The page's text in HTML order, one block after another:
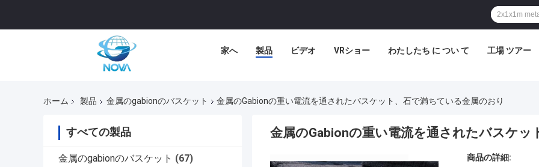
家へ 製品 ビデオ VRショー わたしたち に つい て 工場 ツアー
ホーム 製品 金属のgabionのバスケット 金属のGabionの重い電流を通されたバスケット、石で満ちている金属のおり
すべての製品
金属のgabionのバスケット (67)
金属のGabionの重い電流を通されたバスケ
商品の詳細: